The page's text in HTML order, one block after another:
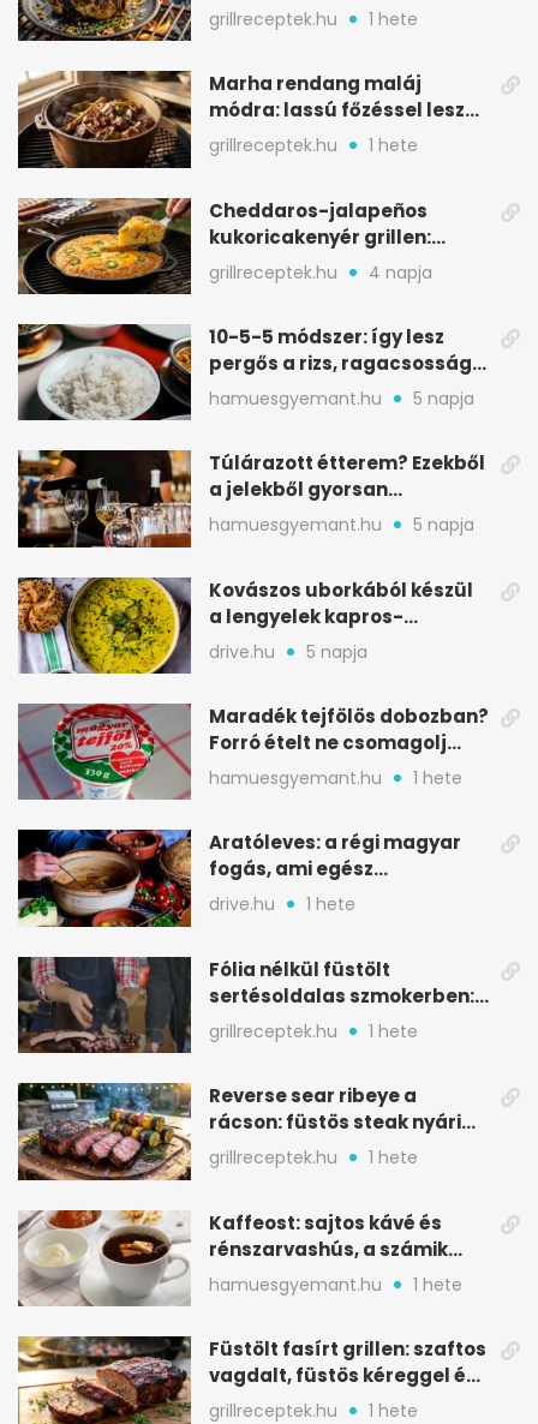
karamellizált nyári kedvenc
grillreceptek.hu 1 hete
Marha rendang maláj
módra: lassú főzéssel lesz
igazán szaftos
grillreceptek.hu 1 hete
Cheddaros-jalapeños
kukoricakenyér grillen:
ropogós alj, puha belső
grillreceptek.hu 4 napja
10-5-5 módszer: így lesz
pergős a rizs, ragacsosság
nélkül
hamuesgyemant.hu 5 napja
Túlárazott étterem? Ezekből
a jelekből gyorsan
észreveheted
hamuesgyemant.hu 5 napja
Kovászos uborkából készül
a lengyelek kapros-
savanykás levese
drive.hu 5 napja
Maradék tejfölös dobozban?
Forró ételt ne csomagolj
ilyen tégelybe
hamuesgyemant.hu 1 hete
Aratóleves: a régi magyar
fogás, ami egész
csapatokat jóllakatott
drive.hu 1 hete
Fólia nélkül füstölt
sertésoldalas szmokerben:
ropogós bark, 6 óra
grillreceptek.hu 1 hete
Reverse sear ribeye a
rácson: füstös steak nyári
tökkebabbal
grillreceptek.hu 1 hete
Kaffeost: sajtos kávé és
rénszarvashús, a számik
melegítő itala
hamuesgyemant.hu 1 hete
Füstölt fasírt grillen: szaftos
vagdalt, füstös kéreggel és
BBQ mázzal
grillreceptek.hu 1 hete